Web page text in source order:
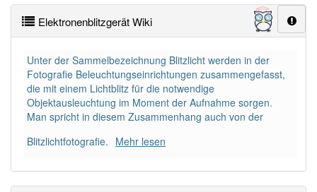
Häufigkeit: 2 von 10
Wörter mit Endung-elektronenblitzgerätaber mit
einem anderen Artikeldas: 0
85% unserer Spielapp-Nutzer haben den Artikel
korrekt erraten.
Elektronenblitzgerät Wiki
Unter der Sammelbezeichnung Blitzlicht werden in der
Fotografie Beleuchtungseinrichtungen zusammengefasst,
die mit einem Lichtblitz für die notwendige
Objektausleuchtung im Moment der Aufnahme sorgen.
Man spricht in diesem Zusammenhang auch von der
Blitzlichtfotografie. Mehr lesen